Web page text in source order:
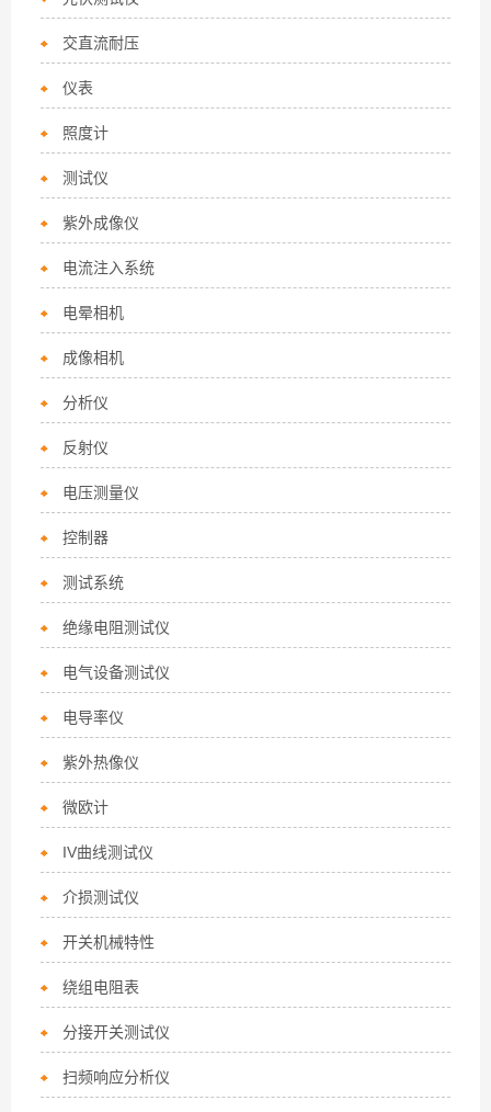
交直流耐压
仪表
照度计
测试仪
紫外成像仪
电流注入系统
电晕相机
成像相机
分析仪
反射仪
电压测量仪
控制器
测试系统
绝缘电阻测试仪
电气设备测试仪
电导率仪
紫外热像仪
微欧计
IV曲线测试仪
介损测试仪
开关机械特性
绕组电阻表
分接开关测试仪
扫频响应分析仪